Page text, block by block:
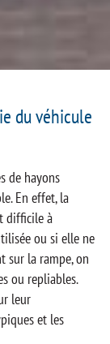
du véhicule
de hayons
En effet, la
difficile à
ou si elle ne
sur la rampe, on
ou repliables.
leur
et les